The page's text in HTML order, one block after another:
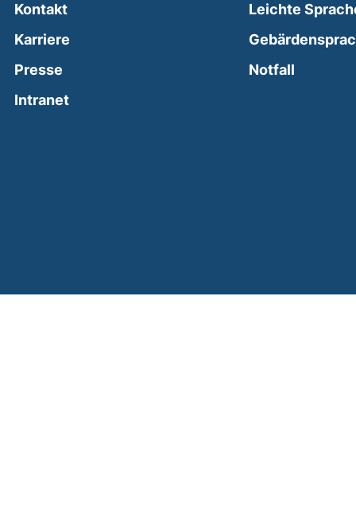
Kontakt
Karriere
Presse
Intranet(external link, opens in a new window)
Leichte
Notfall